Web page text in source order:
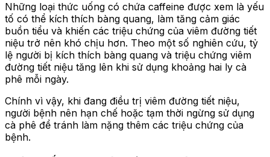
Những loại thức uống có chứa caffeine được xem là yếu
tố có thể kích thích bàng quang, làm tăng cảm giác
buồn tiểu và khiến các triệu chứng của viêm đường tiết
niệu trở nên khó chịu hơn. Theo một số nghiên cứu, tỷ
lệ người bị kích thích bàng quang và triệu chứng viêm
đường tiết niệu tăng lên khi sử dụng khoảng hai ly cà
phê mỗi ngày.
Chính vì vậy, khi đang điều trị viêm đường tiết niệu,
người bệnh nên hạn chế hoặc tạm thời ngừng sử dụng
cà phê để tránh làm nặng thêm các triệu chứng của
bệnh.